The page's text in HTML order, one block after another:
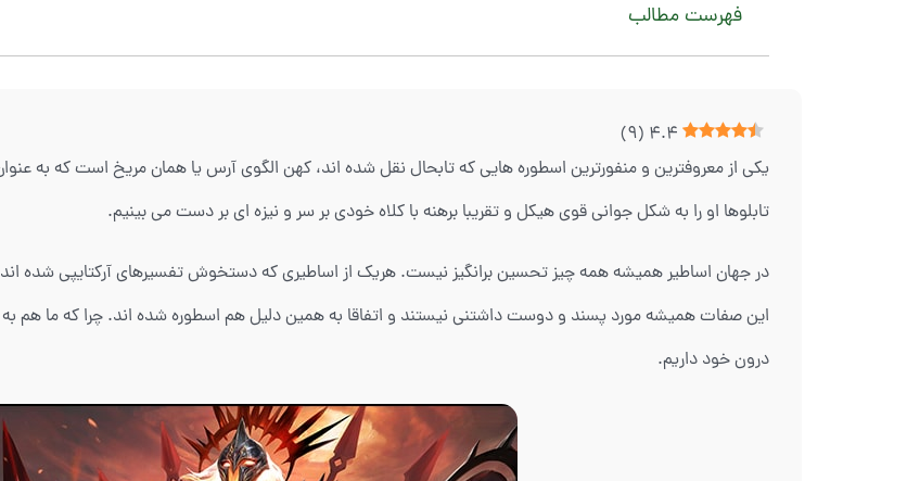
فهرست مطالب
4.4
(
9
)
یکی از معروفترین و منفورترین اسطوره هایی که تابحال نقل شده اند، کهن الگوی آرس یا همان مریخ است که به
تابلوها او را به شکل جوانی قوی هیکل و تقریبا برهنه با کلاه خودی بر سر و نیزه ای بر دست می بینیم.
در جهان اساطیر همیشه همه چیز تحسین برانگیز نیست. هریک از اساطیری که دستخوش تفسیرهای آرکتایپی شده اند
این صفات همیشه مورد پسند و دوست داشتنی نیستند و اتفاقا به همین دلیل هم اسطوره شده اند. چرا که ما هم به
درون خود داریم.